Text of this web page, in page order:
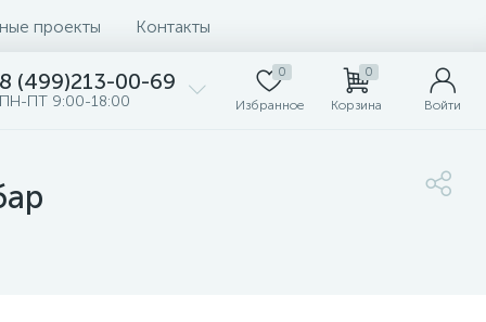
проекты Контакты
8 (499)213-00-69
ПН-ПТ 9:00-18:00
0
Избранное
0
Корзина Войти